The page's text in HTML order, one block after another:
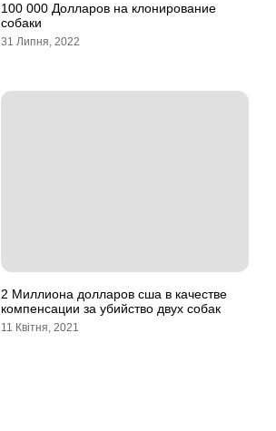
100 000 Долларов на клонирование
собаки
31 Липня, 2022
2 Миллиона долларов сша в качестве
компенсации за убийство двух собак
11 Квітня, 2021